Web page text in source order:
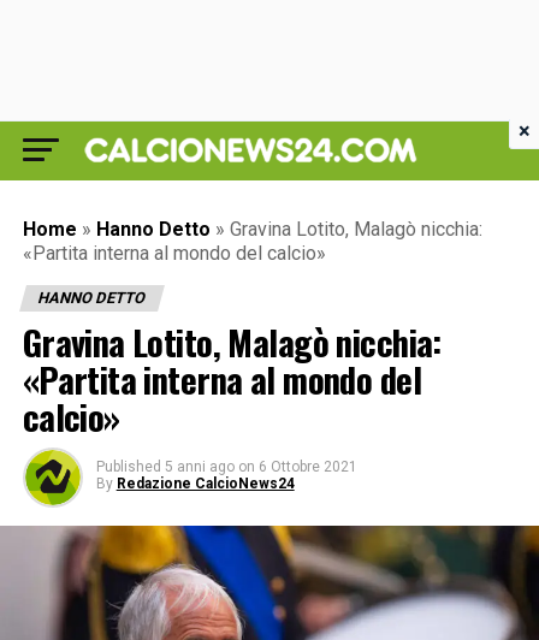
Home » Hanno Detto » Gravina Lotito, Malagò nicchia:
«Partita interna al mondo del calcio»
HANNO DETTO
Gravina Lotito, Malagò nicchia:
«Partita interna al mondo del
calcio»
Published 5 anni ago on 6 Ottobre 2021
By Redazione CalcioNews24
×